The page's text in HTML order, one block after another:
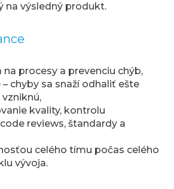
na výsledný produkt.
na procesy a prevenciu chýb,
chyby sa snaží odhaliť ešte
kvality, kontrolu
reviews, štandardy a
celého tímu počas celého
vývoja.